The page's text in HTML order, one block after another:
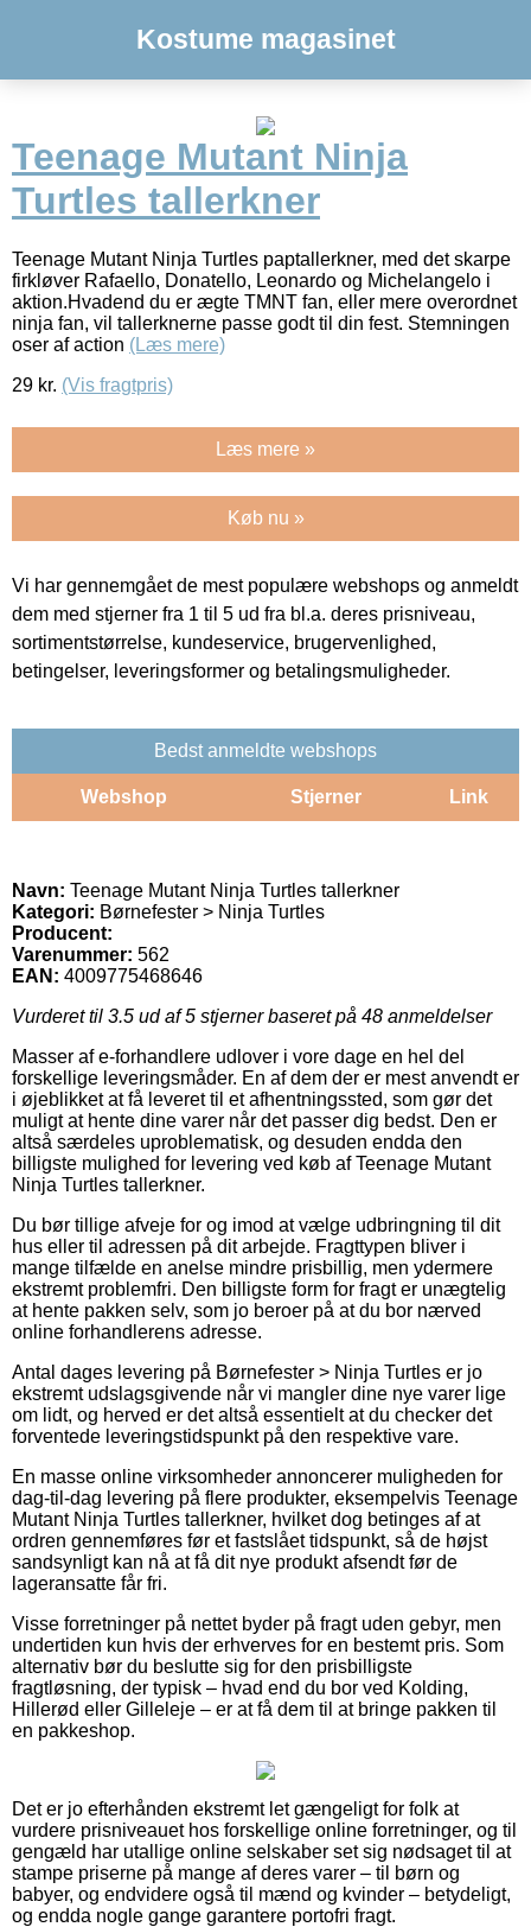
Kostume magasinet
Teenage Mutant Ninja
Turtles tallerkner
Teenage Mutant Ninja Turtles paptallerkner, med det skarpe
firkløver Rafaello, Donatello, Leonardo og Michelangelo i
aktion.Hvadend du er ægte TMNT fan, eller mere overordnet
ninja fan, vil tallerknerne passe godt til din fest. Stemningen
oser af action (Læs mere)
29 kr. (Vis fragtpris)
Læs mere »
Køb nu »
Vi har gennemgået de mest populære webshops og anmeldt
dem med stjerner fra 1 til 5 ud fra bl.a. deres prisniveau,
sortimentstørrelse, kundeservice, brugervenlighed,
betingelser, leveringsformer og betalingsmuligheder.
Bedst anmeldte webshops
Webshop Stjerner Link
Navn: Teenage Mutant Ninja Turtles tallerkner
Kategori: Børnefester > Ninja Turtles
Producent:
Varenummer: 562
EAN: 4009775468646
Vurderet til 3.5 ud af 5 stjerner baseret på 48 anmeldelser
Masser af e-forhandlere udlover i vore dage en hel del
forskellige leveringsmåder. En af dem der er mest anvendt er
i øjeblikket at få leveret til et afhentningssted, som gør det
muligt at hente dine varer når det passer dig bedst. Den er
altså særdeles uproblematisk, og desuden endda den
billigste mulighed for levering ved køb af Teenage Mutant
Ninja Turtles tallerkner.
Du bør tillige afveje for og imod at vælge udbringning til dit
hus eller til adressen på dit arbejde. Fragttypen bliver i
mange tilfælde en anelse mindre prisbillig, men ydermere
ekstremt problemfri. Den billigste form for fragt er unægtelig
at hente pakken selv, som jo beroer på at du bor nærved
online forhandlerens adresse.
Antal dages levering på Børnefester > Ninja Turtles er jo
ekstremt udslagsgivende når vi mangler dine nye varer lige
om lidt, og herved er det altså essentielt at du checker det
forventede leveringstidspunkt på den respektive vare.
En masse online virksomheder annoncerer muligheden for
dag-til-dag levering på flere produkter, eksempelvis Teenage
Mutant Ninja Turtles tallerkner, hvilket dog betinges af at
ordren gennemføres før et fastslået tidspunkt, så de højst
sandsynligt kan nå at få dit nye produkt afsendt før de
lageransatte får fri.
Visse forretninger på nettet byder på fragt uden gebyr, men
undertiden kun hvis der erhverves for en bestemt pris. Som
alternativ bør du beslutte sig for den prisbilligste
fragtløsning, der typisk – hvad end du bor ved Kolding,
Hillerød eller Gilleleje – er at få dem til at bringe pakken til
en pakkeshop.
Det er jo efterhånden ekstremt let gængeligt for folk at
vurdere prisniveauet hos forskellige online forretninger, og til
gengæld har utallige online selskaber set sig nødsaget til at
stampe priserne på mange af deres varer – til børn og
babyer, og endvidere også til mænd og kvinder – betydeligt,
og endda nogle gange garantere portofri fragt.